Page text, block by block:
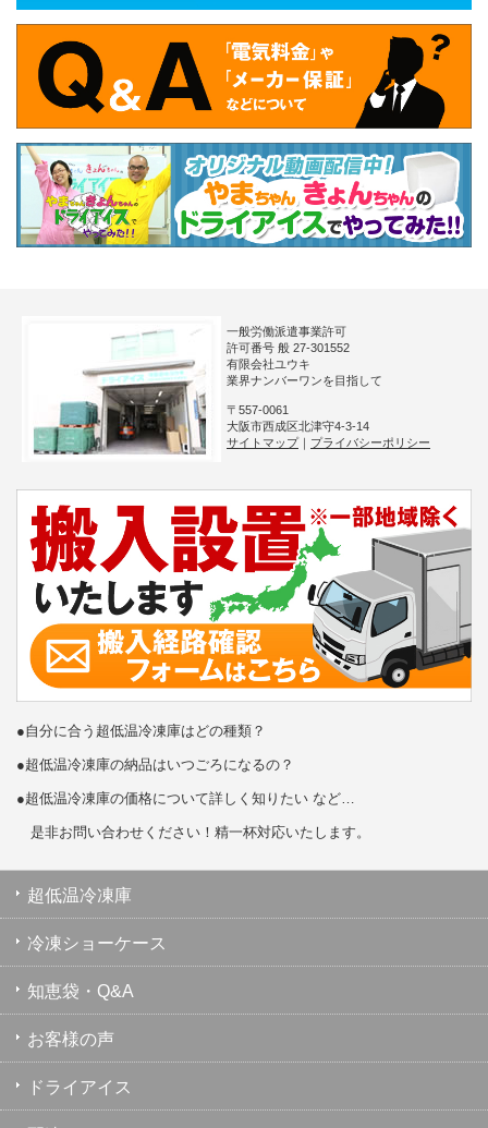
一般労働派遣事業許可
許可番号 般 27-301552
有限会社ユウキ
業界ナンバーワンを目指して
〒557-0061
大阪市西成区北津守4-3-14
サイトマップ｜ プライバシーポリシー
●自分に合う超低温冷凍庫はどの種類？
●超低温冷凍庫の納品はいつごろになるの？
●超低温冷凍庫の価格について詳しく知りたい など…
是非お問い合わせください！精一杯対応いたします。
超低温冷凍庫
冷凍ショーケース
知恵袋・Q&A
お客様の声
ドライアイス